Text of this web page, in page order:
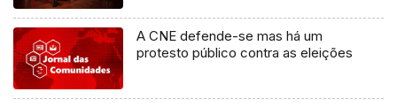
A CNE defende-se mas há um
protesto público contra as eleições